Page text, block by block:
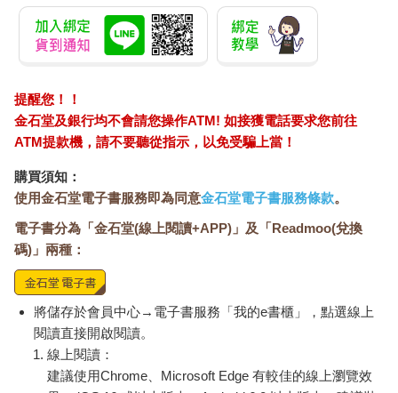
提醒您！！
金石堂及銀行均不會請您操作ATM! 如接獲電話要求您前往
ATM提款機，請不要聽從指示，以免受騙上當！
購買須知：
使用金石堂電子書服務即為同意金石堂電子書服務條款。
電子書分為「金石堂(線上閱讀+APP)」及「Readmoo(兌換
碼)」兩種：
將儲存於會員中心→電子書服務「我的e書櫃」，點選線上
閱讀直接開啟閱讀。
線上閱讀：
建議使用Chrome、Microsoft Edge 有較佳的線上瀏覽效